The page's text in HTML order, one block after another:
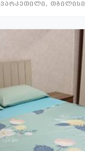
ვარკეთილი, თბილისი